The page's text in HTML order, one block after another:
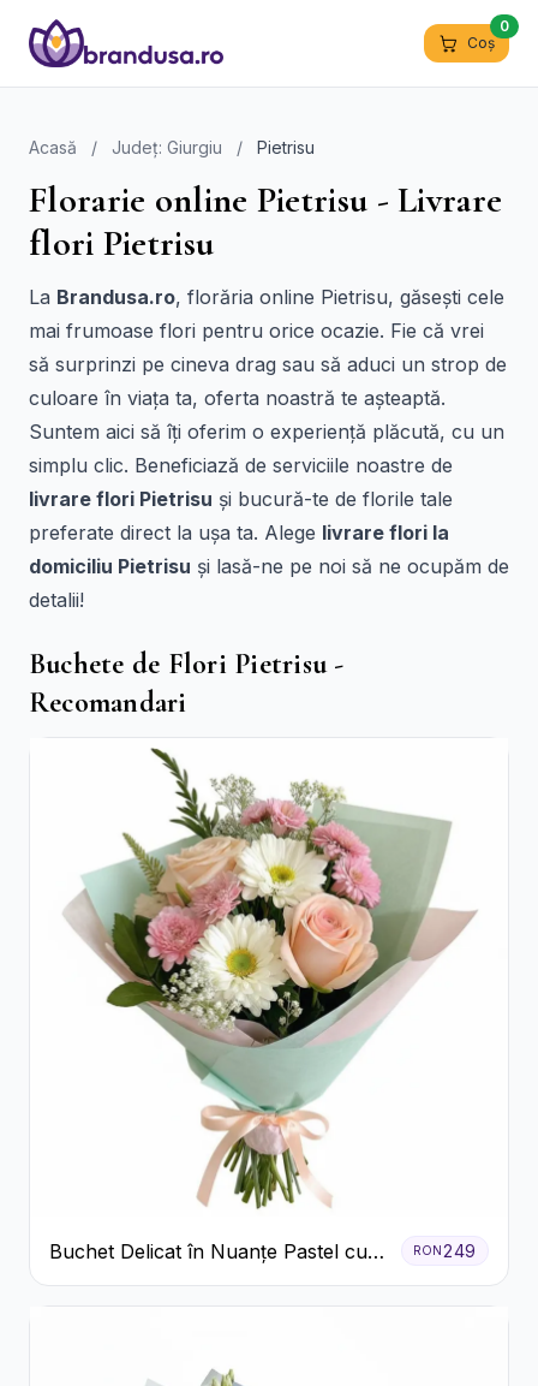
Coș
0
Acasă / Județ: Giurgiu / Pietrisu
Florarie online Pietrisu - Livrare
flori Pietrisu
La Brandusa.ro, florăria online Pietrisu, găsești cele
mai frumoase flori pentru orice ocazie. Fie că vrei
să surprinzi pe cineva drag sau să aduci un strop de
culoare în viața ta, oferta noastră te așteaptă.
Suntem aici să îți oferim o experiență plăcută, cu un
simplu clic. Beneficiază de serviciile noastre de
livrare flori Pietrisu și bucură-te de florile tale
preferate direct la ușa ta. Alege livrare flori la
domiciliu Pietrisu și lasă-ne pe noi să ne ocupăm de
detalii!
Buchete de Flori Pietrisu -
Recomandari
Buchet Delicat în Nuanțe Pastel cu
Trandafiri și Crizanteme Roz
RON249